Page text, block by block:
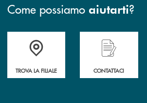
Come possiamo aiutarti?
Accedi all' elenco completo delle filiali .
TROVA LA FILIALE
Hai bisogno di
CONTATTACI